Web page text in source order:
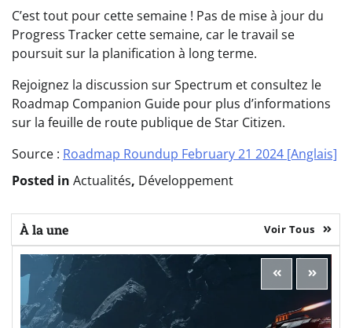
C’est tout pour cette semaine ! Pas de mise à jour du
Progress Tracker cette semaine, car le travail se
poursuit sur la planification à long terme.
Rejoignez la discussion sur Spectrum et consultez le
Roadmap Companion Guide pour plus d’informations
sur la feuille de route publique de Star Citizen.
Source : Roadmap Roundup February 21 2024 [Anglais]
Posted in Actualités, Développement
À la une Voir Tous